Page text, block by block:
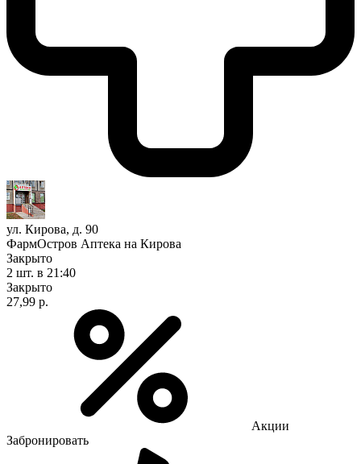
ул. Кирова, д. 90
ФармОстров Аптека на Кирова
Закрыто
2 шт. в 21:40
Закрыто
27,99 р.
Акции
Забронировать